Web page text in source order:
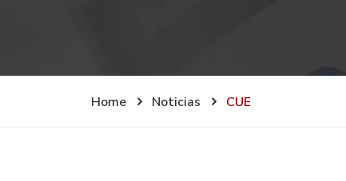
Home Noticias CUE